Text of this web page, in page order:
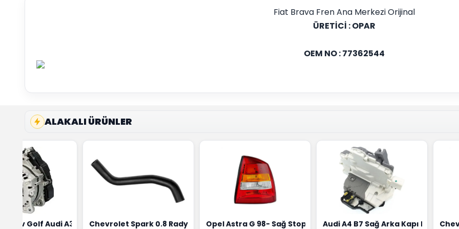
Fiat Brava Fren Ana Merkezi Orijinal
ÜRETİCİ : OPAR
OEM NO : 77362544
ALAKALI ÜRÜNLER
Bosch Marka 1628HN-0258010081
Wv Golf Audi A3 Şarj Alternatörü Valeo Marka 05E903018G
Chevrolet Spark 0.8 Radyatör Üst Hortumu Rapro Marka 96591464
Opel Astra G 98- Sağ Stop Lambası Depo Marka 6223020
Audi A4 B7 Sağ Arka Kapı Kilit